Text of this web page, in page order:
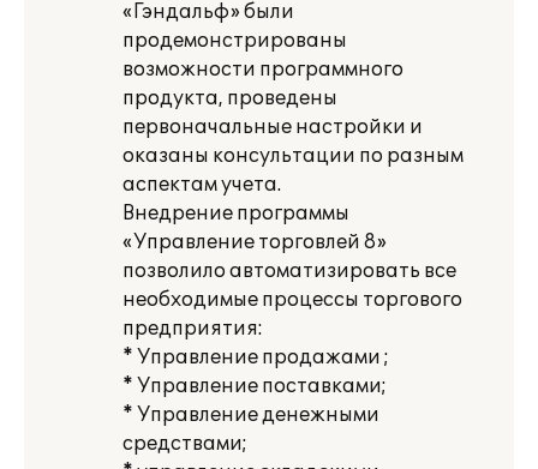
«Гэндальф» были
продемонстрированы
возможности программного
продукта, проведены
первоначальные настройки и
оказаны консультации по разным
аспектам учета.
Внедрение программы
«Управление торговлей 8»
позволило автоматизировать все
необходимые процессы торгового
предприятия:
* Управление продажами ;
* Управление поставками;
* Управление денежными
средствами;